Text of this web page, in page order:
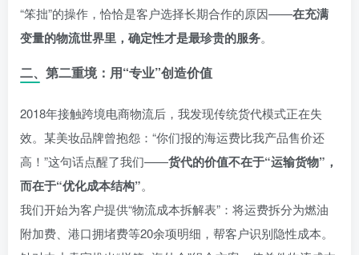
“笨拙”的操作，恰恰是客户选择长期合作的原因——在充满
变量的物流世界里，确定性才是最珍贵的服务。
二、第二重境：用“专业”创造价值
2018年接触跨境电商物流后，我发现传统货代模式正在失
效。某美妆品牌曾抱怨：“你们报的海运费比我产品售价还
高！”这句话点醒了我们——货代的价值不在于“运输货物”，
而在于“优化成本结构”。
我们开始为客户提供“物流成本拆解表”：将运费拆分为燃油
附加费、港口拥堵费等20余项明细，帮客户识别隐性成本。